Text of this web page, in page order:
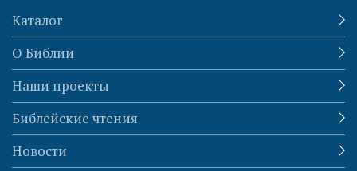
Каталог
О Библии
Наши проекты
Библейские чтения
Новости